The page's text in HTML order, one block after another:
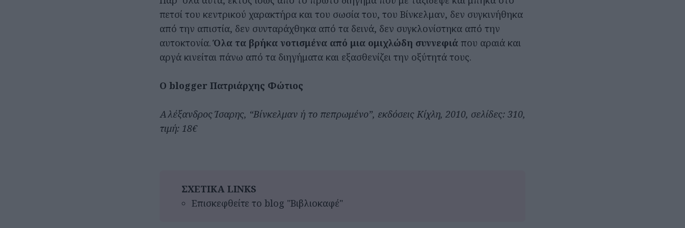
πετσί του κεντρικού χαρακτήρα και του σωσία του, του Βίνκελμαν, δεν συγκινήθηκα
από την απιστία, δεν συνταράχθηκα από τα δεινά, δεν συγκλονίστηκα από την
αυτοκτονία.Όλα τα βρήκα νοτισμένα από μια ομιχλώδη συννεφιάπου αραιά και
αργά κινείται πάνω από τα διηγήματα και εξασθενίζει την οξύτητά τους.
Ο blogger Πατριάρχης Φώτιος
Αλέξανδρος Ίσαρης, “Βίνκελμαν ή το πεπρωμένο”, εκδόσεις Κίχλη, 2010, σελίδες: 310,
τιμή: 18€
ΣΧΕΤΙΚΑ LINKS
Επισκεφθείτε το blog "Βιβλιοκαφέ"